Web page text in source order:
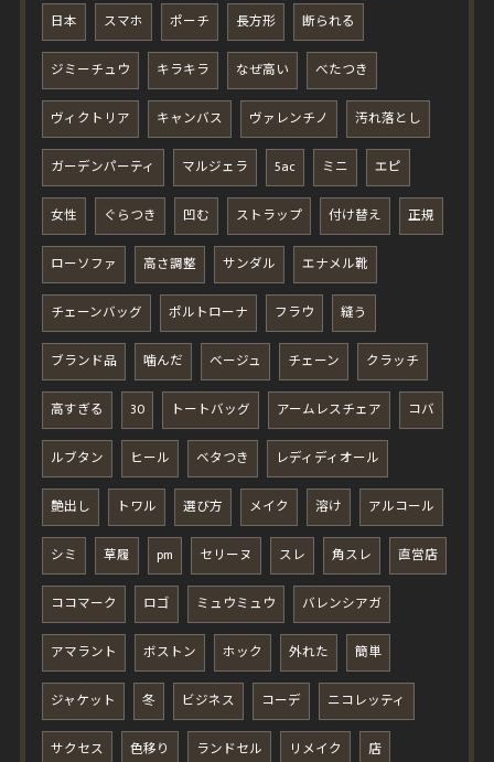
日本 スマホ ポーチ 長方形 断られる
ジミーチュウ キラキラ なぜ高い べたつき
ヴィクトリア キャンバス ヴァレンチノ 汚れ落とし
ガーデンパーティ マルジェラ 5ac ミニ エピ
女性 ぐらつき 凹む ストラップ 付け替え 正規
ローソファ 高さ調整 サンダル エナメル靴
チェーンバッグ ポルトローナ フラウ 縫う
ブランド品 噛んだ ベージュ チェーン クラッチ
高すぎる 30 トートバッグ アームレスチェア コバ
ルブタン ヒール ベタつき レディディオール
艶出し トワル 選び方 メイク 溶け アルコール
シミ 草履 pm セリーヌ スレ 角スレ 直営店
ココマーク ロゴ ミュウミュウ バレンシアガ
アマラント ボストン ホック 外れた 簡単
ジャケット 冬 ビジネス コーデ ニコレッティ
サクセス 色移り ランドセル リメイク 店